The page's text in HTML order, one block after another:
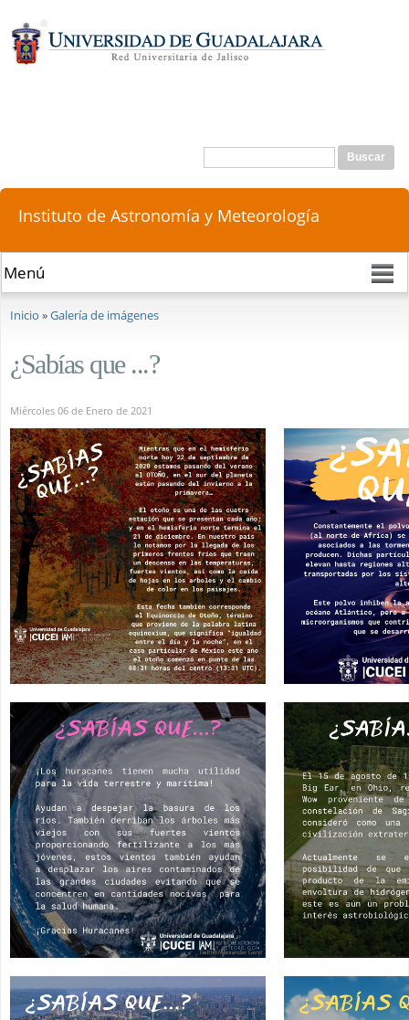
principal
Formulario de búsqueda
Buscar
Instituto de Astronomía y Meteorología
Inicio »Galería de imágenes
¿Sabías que ...?
Miércoles 06 de Enero de 2021